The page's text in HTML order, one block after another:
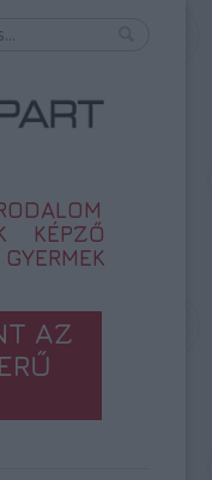
KÉPZŐ
GYERMEK
AZ